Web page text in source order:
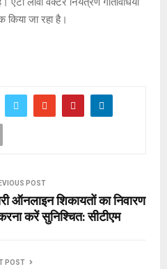
जा रहा है।
POST
ऑनलाइन शिकायतों का निवारण
करें सुनिश्चित: सीटीएम
POST